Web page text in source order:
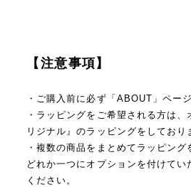
【注意事項】
・ご購入前に必ず「ABOUT」ペー
・ラッピングをご希望される方は
リジナル』のラッピングをしており
・複数の商品をまとめてラッピン
どれか一つにオプションを付けて
ください。